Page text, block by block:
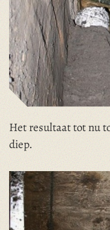
Het resultaat tot nu
diep.